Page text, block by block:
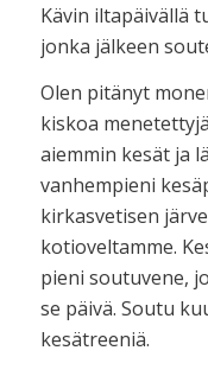
Kävin iltapäivällä
jonka jälkeen
Olen pitänyt
kiskoa
aiemmin kesät ja
vanhempieni
kirkasvetisen
kotioveltamme.
pieni soutuvene,
se päivä. Soutu
kesätreeniä.